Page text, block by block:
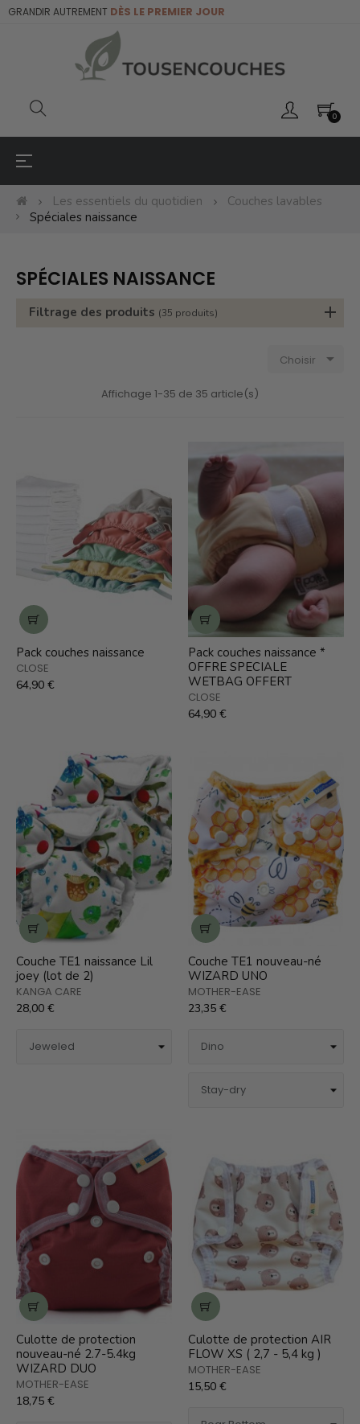
GRANDIR AUTREMENT DÈS LE PREMIER JOUR
0
Basculer
navigation
☰
Les essentiels du quotidien
Couches lavables
Spéciales naissance
SPÉCIALES NAISSANCE
Filtrage des produits (35 produits)
Choisir 
Affichage 1-35 de 35 article(s)
Pack couches naissance
CLOSE
64,90 €
Pack couches naissance *
OFFRE SPECIALE
WETBAG OFFERT
CLOSE
64,90 €
Couche TE1 naissance Lil
joey (lot de 2)
KANGA CARE
28,00 €
Couche TE1 nouveau-né
WIZARD UNO
MOTHER-EASE
23,35 €
Culotte de protection
nouveau-né 2.7-5.4kg
WIZARD DUO
MOTHER-EASE
18,75 €
Culotte de protection AIR
FLOW XS ( 2,7 - 5,4 kg )
MOTHER-EASE
15,50 €